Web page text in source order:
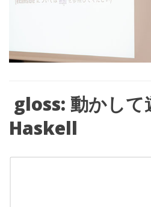
gloss: 動かして
Haskell